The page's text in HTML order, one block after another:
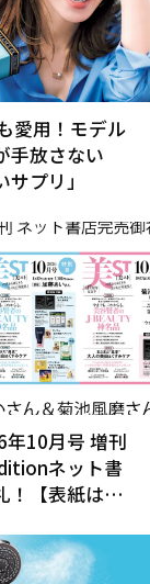
愛用！モデル
手放さない
サプリ」
年10月号 増刊
ネット書
！【表紙は加
菊池風磨さ